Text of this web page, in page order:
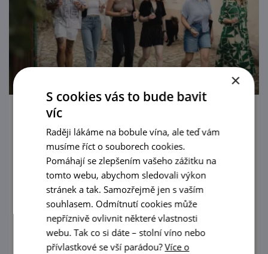
Letní procházka Znojmem s ochutnávkou
vín
21. 8. '26
Poznejte Znojmo všemi smysly! Vydejte se s
námi na jedinečnou prohlídku města
spojenou s degustací vín na těch
nejkrásnějších vyhlídkách Znojma.
prohlédnout
×
S cookies vás to bude bavit
víc
Raději lákáme na bobule vína, ale teď vám
musíme říct o souborech cookies.
Pomáhají se zlepšením vašeho zážitku na
tomto webu, abychom sledovali výkon
stránek a tak. Samozřejmě jen s vaším
souhlasem. Odmítnutí cookies může
nepříznivě ovlivnit některé vlastnosti
webu. Tak co si dáte – stolní víno nebo
přívlastkové se vší parádou?Více o